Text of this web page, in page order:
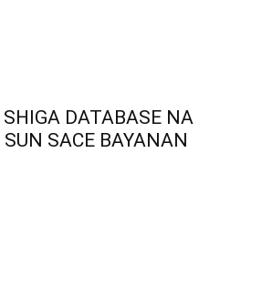
SHIGA DATABASE NA
SACE BAYANAN